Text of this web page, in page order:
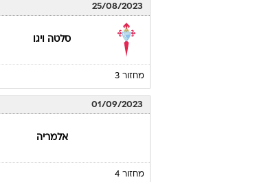
25/08/2023
סלטה ויגו
מחזור 3
01/09/2023
אלמריה
מחזור 4